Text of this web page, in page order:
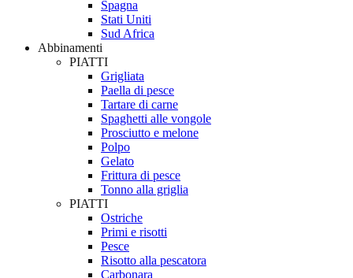
Spagna
Stati Uniti
Sud Africa
Abbinamenti
PIATTI
Grigliata
Paella di pesce
Tartare di carne
Spaghetti alle vongole
Prosciutto e melone
Polpo
Gelato
Frittura di pesce
Tonno alla griglia
PIATTI
Ostriche
Primi e risotti
Pesce
Risotto alla pescatora
Carbonara